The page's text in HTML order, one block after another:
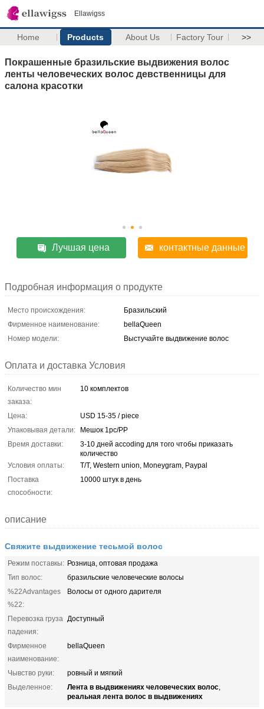
Ellawigss
Home Products About Us Factory Tour >>
Покрашенные бразильские выдвижения волос
ленты человеческих волос девственницы для
салона красотки
Лучшая цена контактные данные
Подробная информация о продукте
Место происхождения:
Бразильский
Фирменное наименование:
bellaQueen
Номер модели:
Выстучайте выдвижение волос
Оплата и доставка Условия
Количество мин
заказа:
10 комплектов
Цена:
USD 15-35 / piece
Упаковывая детали:
Мешок 1pc/PP
Время доставки:
3-10 дней accoding для того чтобы приказать
количество
Условия оплаты:
T/T, Western union, Moneygram, Paypal
Поставка
способности:
10000 штук в день
описание
Свяжите выдвижение тесьмой волос
Режим поставкы: Розница, оптовая продажа
Тип волос:
бразильские человеческие волосы
%22Advantages
%22:
Волосы от одного дарителя
Перевозка груза
падения:
Доступный
Фирменное
наименование:
bellaQueen
Чывство руки:
ровный и мягкий
Выделенное:
Лента в выдвижениях человеческих волос,
реальная лента волос в выдвижениях